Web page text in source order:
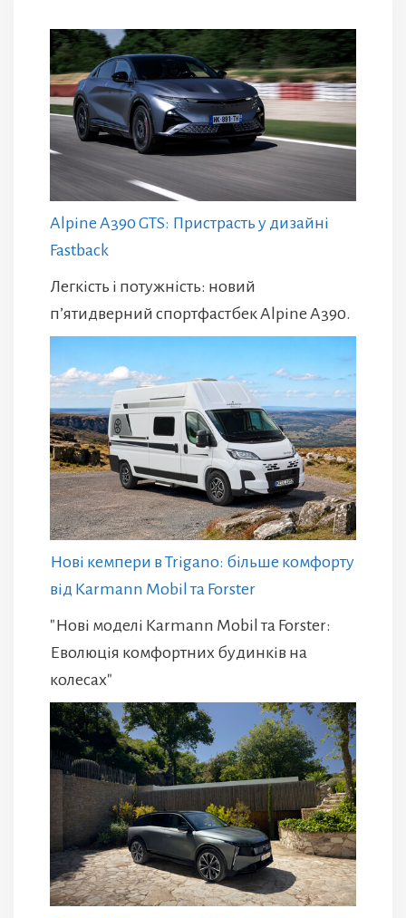
Alpine A390 GTS: Пристрасть у дизайні
Fastback
Легкість і потужність: новий
п’ятидверний спортфастбек Alpine A390.
Нові кемпери в Trigano: більше комфорту
від Karmann Mobil та Forster
"Нові моделі Karmann Mobil та Forster:
Еволюція комфортних будинків на
колесах"